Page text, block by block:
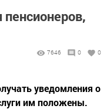
7646 0 0
уведомления о
им положены.